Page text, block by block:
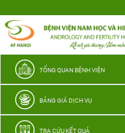
thương
TỔNG QUAN BỆNH VIỆN
BẢNG GIÁ DỊCH VỤ
TRA CỨU KẾT QUẢ